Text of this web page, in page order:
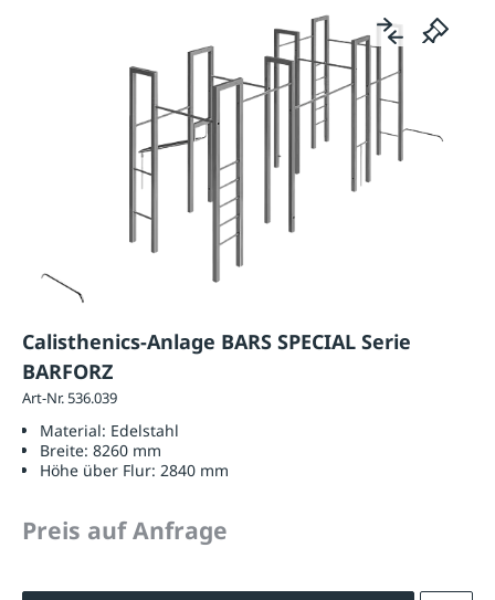
Calisthenics-Anlage BARS SPECIAL Serie
BARFORZ
Art-Nr. 536.039
Material: Edelstahl
Breite: 8260 mm
Höhe über Flur: 2840 mm
Preis auf Anfrage